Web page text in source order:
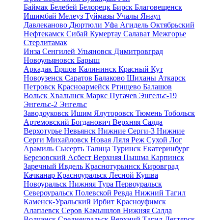
Баймак Белебей Белорецк Бирск Благовещенск
Ишимбай Мелеуз Туймазы Учалы Янаул
Давлеканово Дюртюли Уфа Агидель Октябрьский
Нефтекамск Сибай Кумертау Салават Межгорье
Стерлитамак
Инза Сенгилей Ульяновск Димитровград
Новоульяновск Барыш
Аркадак Ершов Калининск Красный Кут
Новоузенск Саратов Балаково Шиханы Аткарск
Петровск Красноармейск Ртищево Балашов
Вольск Хвалынск Маркс Пугачев Энгельс-19
Энгельс-2 Энгельс
Заводоуковск Ишим Ялуторовск Тюмень Тобольск
Артемовский Богданович Верхняя Салда
Верхотурье Невьянск Нижние Серги-3 Нижние
Серги Михайловск Новая Ляля Реж Сухой Лог
Арамиль Сысерть Талица Туринск Екатеринбург
Березовский Асбест Верхняя Пышма Карпинск
Заречный Ивдель Краснотурьинск Кировград
Качканар Красноуральск Лесной Кушва
Новоуральск Нижняя Тура Первоуральск
Североуральск Полевской Ревда Нижний Тагил
Каменск-Уральский Ирбит Красноуфимск
Алапаевск Серов Камышлов Нижняя Салда